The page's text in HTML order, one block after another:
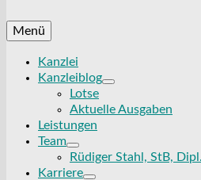
Menü
Kanzlei
Kanzleiblog
Lotse
Aktuelle Ausgaben
Leistungen
Team
Rüdiger Stahl, StB,
Karriere